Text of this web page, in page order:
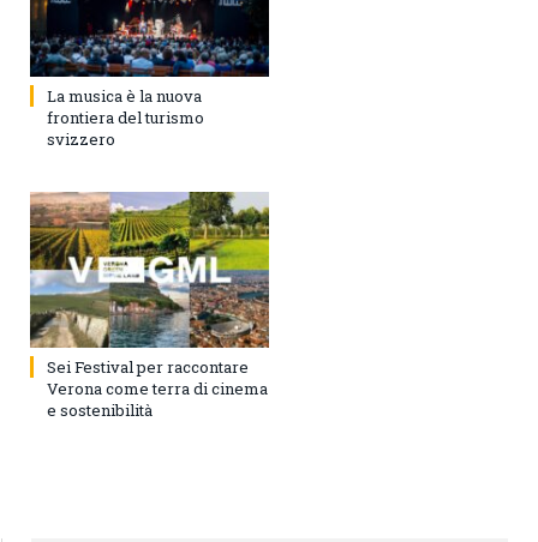
La musica è la nuova
frontiera del turismo
svizzero
Sei Festival per raccontare
Verona come terra di cinema
e sostenibilità